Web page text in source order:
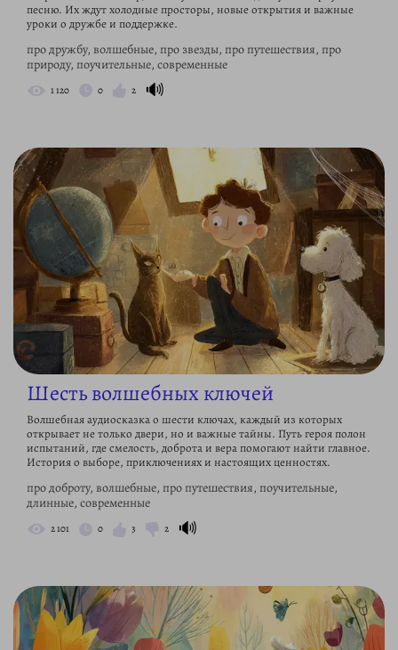
песню. Их ждут холодные просторы, новые открытия и важные
уроки о дружбе и поддержке.
про дружбу, волшебные, про звезды, про путешествия, про
природу, поучительные, современные
1 120 0 2 🔊
Шесть волшебных ключей
Волшебная аудиосказка о шести ключах, каждый из которых
открывает не только двери, но и важные тайны. Путь героя полон
испытаний, где смелость, доброта и вера помогают найти главное.
История о выборе, приключениях и настоящих ценностях.
про доброту, волшебные, про путешествия, поучительные,
длинные, современные
2 101 0 3 2 🔊